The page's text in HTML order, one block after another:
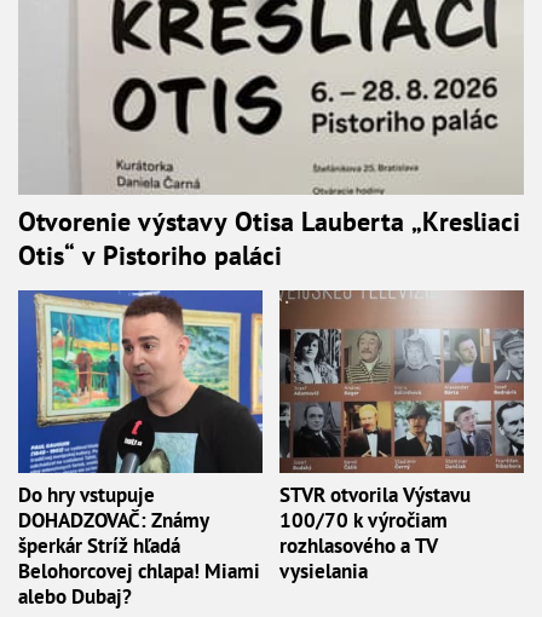
Otvorenie výstavy Otisa Lauberta „Kresliaci
Otis“ v Pistoriho paláci
Do hry vstupuje
DOHADZOVAČ: Známy
šperkár Stríž hľadá
Belohorcovej chlapa! Miami
alebo Dubaj?
STVR otvorila Výstavu
100/70 k výročiam
rozhlasového a TV
vysielania